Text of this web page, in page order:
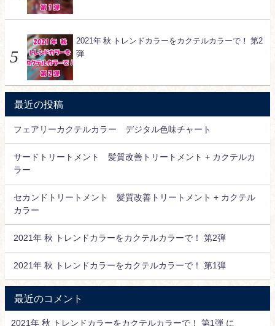
2021年 秋 トレンドカラーをカクテルカラーで！ 第2
弾
最近の投稿
フェアリーカクテルカラー デジタル色味チャート
サードトリートメント 髪質改善トリートメント + カクテルカ
ラー
セカンドトリートメント 髪質改善トリートメント + カクテル
カラー
2021年 秋 トレンドカラーをカクテルカラーで！ 第2弾
2021年 秋 トレンドカラーをカクテルカラーで！ 第1弾
最近のコメント
2021年 秋 トレンドカラーをカクテルカラーで！ 第1弾 に